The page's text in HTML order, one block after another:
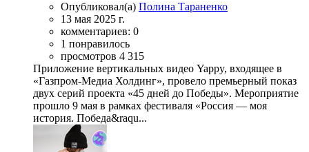
Опубликовал(а) Полина Тараненко
13 мая 2025 г.
комментариев: 0
1 понравилось
просмотров 4 315
Приложение вертикальных видео Yappy, входящее в
«Газпром-Медиа Холдинг», провело премьерный показ
двух серий проекта «45 дней до Победы». Мероприятие
прошло 9 мая в рамках фестиваля «Россия — моя
история. Победа&raqu...